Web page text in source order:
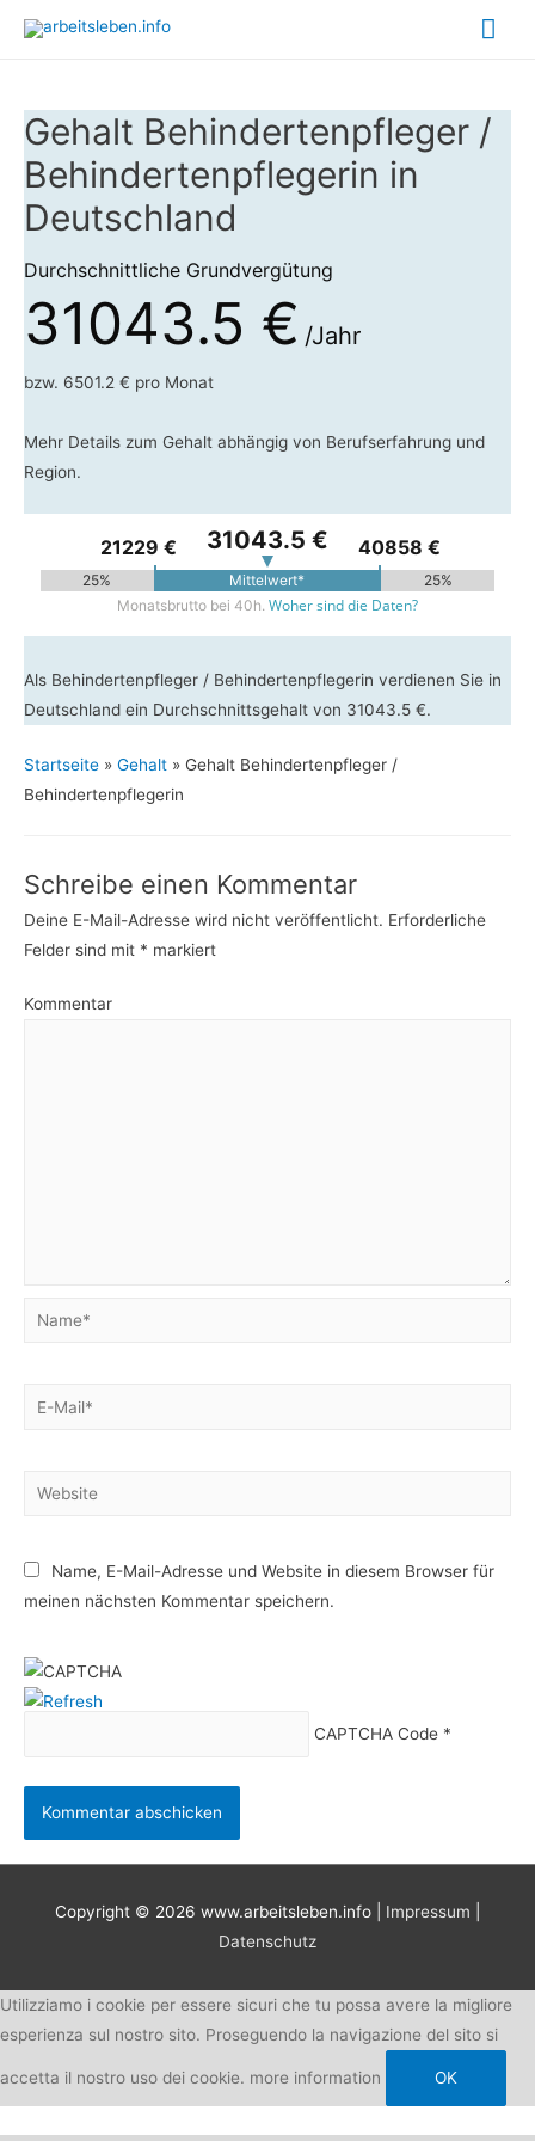
Gehalt Behindertenpfleger /
Behindertenpflegerin in
Deutschland
Durchschnittliche Grundvergütung
31043.5 € /Jahr
bzw. 6501.2 € pro Monat
Mehr Details zum Gehalt abhängig von Berufserfahrung und
Region.
21229 € 31043.5 € 40858 €
25% Mittelwert*
25%
Monatsbrutto bei 40h. Woher sind die Daten?
Als Behindertenpfleger / Behindertenpflegerin verdienen Sie in
Deutschland ein Durchschnittsgehalt von 31043.5 €.
Startseite » Gehalt » Gehalt Behindertenpfleger /
Behindertenpflegerin
Schreibe einen Kommentar
Deine E-Mail-Adresse wird nicht veröffentlicht. Erforderliche
Felder sind mit * markiert
Kommentar
Name*
E-
Website
Name, E-Mail-Adresse und Website in diesem Browser für
meinen nächsten Kommentar speichern.
CAPTCHA Code*
Copyright © 2026 www.arbeitsleben.info Impressum
Datenschutz
Utilizziamo i cookie per essere sicuri che tu possa avere la migliore
esperienza sul nostro sito. Proseguendo la navigazione del sito si
accetta il nostro uso dei cookie. more information OK